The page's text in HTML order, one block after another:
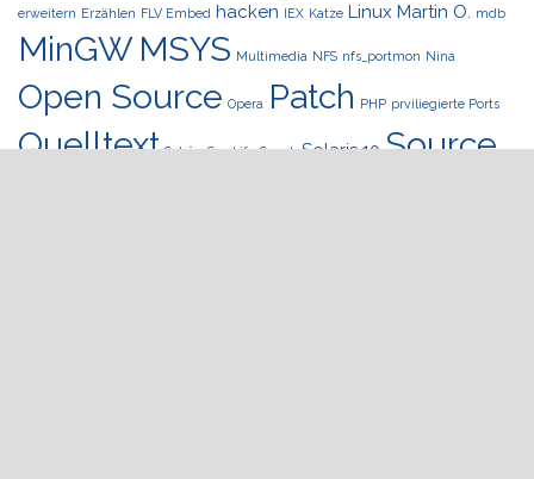
erweitern Erzählen FLV Embed hacken IEX Katze Linux Martin O. mdb
MinGW MSYS Multimedia NFS nfs_portmon Nina
Open Source Opera Patch PHP prviliegierte Ports
Quelltext Schön Sea Life Snack Solaris 10 Source